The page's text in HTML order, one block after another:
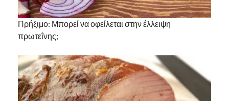
Πρήξιμο: Μπορεί να οφείλεται στην έλλειψη
πρωτεΐνης;